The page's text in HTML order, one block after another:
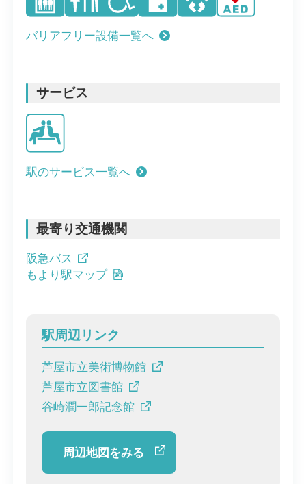
バリアフリー設備一覧へ
サービス
駅のサービス一覧へ
最寄り交通機関
阪急バス
もより駅マップ
駅周辺リンク
芦屋市立美術博物館
芦屋市立図書館
谷崎潤一郎記念館
周辺地図をみる